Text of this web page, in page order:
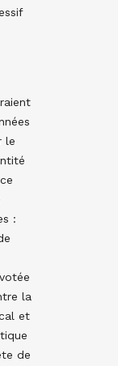
le
:
la
et
de